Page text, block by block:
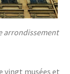
arrondissement
vingt musées et